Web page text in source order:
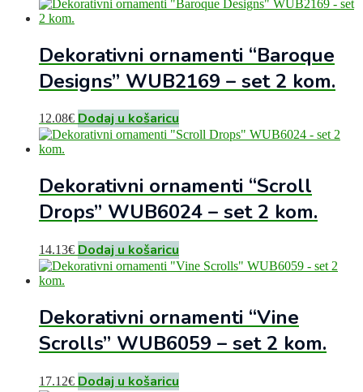
Dekorativni ornamenti “Baroque
Designs” WUB2169 – set 2 kom.
12.08€ Dodaj u košaricu
Dekorativni ornamenti “Scroll
Drops” WUB6024 – set 2 kom.
14.13€ Dodaj u košaricu
Dekorativni ornamenti “Vine
Scrolls” WUB6059 – set 2 kom.
17.12€ Dodaj u košaricu